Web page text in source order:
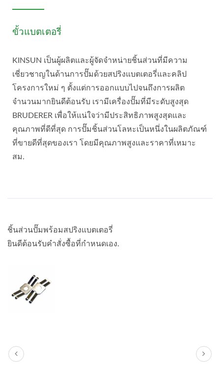
ขั้วแบตเตอรี่
KINSUN เป็นผู้ผลิตและผู้จัดจำหน่ายชิ้นส่วนที่มีความ
เชี่ยวชาญในด้านการปั๊มด้วยสปริงแบตเตอรี่และคลิป
โครงการใหม่ ๆ ตั้งแต่การออกแบบไปจนถึงการผลิต
จำนวนมากยินดีต้อนรับ เรามีเครื่องปั๊มที่มีระดับสูงสุด
BRUDERER เพื่อให้แน่ใจว่ามีประสิทธิภาพสูงสุดและ
คุณภาพที่ดีที่สุด การปั๊มชิ้นส่วนโลหะเป็นหนึ่งในผลิตภัณฑ์
ที่ขายดีที่สุดของเรา โดยมีคุณภาพสูงและราคาที่เหมาะ
สม.
ชิ้นส่วนปั๊มพร้อมสปริงแบตเตอรี่
ยินดีต้อนรับคำสั่งซื้อที่กำหนดเอง.